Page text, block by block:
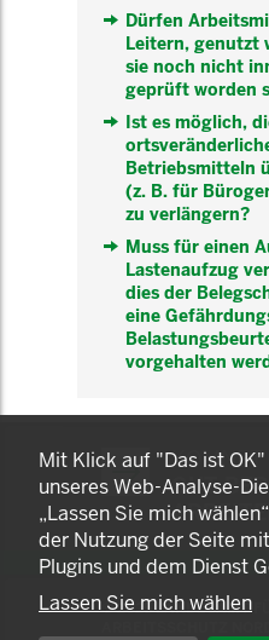
Dürfen
Leitern, genutzt
sie noch nicht
geprüft worden
Ist es möglich,
Betriebsmitteln
(z. B. für
zu verlängern?
Muss für einen
Lastenaufzug
dies der
eine
vorgehalten
KOMNET
GUT
© 2025 LANDESAMT
Mit Klick auf "Das ist
unseres Web-Analyse-
„Lassen Sie mich
der Nutzung der Seite
Plugins und dem Dienst
Lassen Sie mich wählen